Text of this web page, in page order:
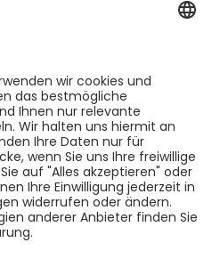
uns:
die Len persönlich gerne